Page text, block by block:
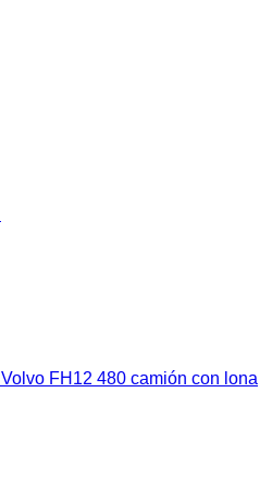
Volvo FH12 480 camión con lona